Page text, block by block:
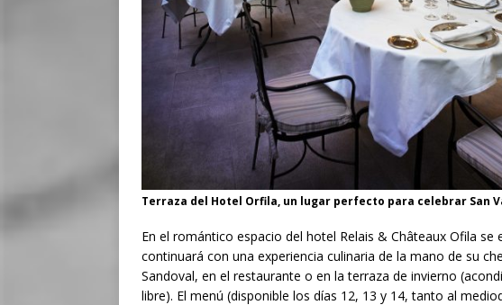
Terraza del Hotel Orfila, un lugar perfecto para celebrar San
En el romántico espacio del hotel Relais & Châteaux Ofila se
continuará con una experiencia culinaria de la mano de su
Sandoval, en el restaurante o en la terraza de invierno
libre). El menú (disponible los días 12, 13 y 14, tanto al